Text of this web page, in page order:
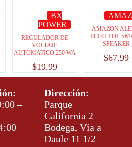
BX
POWER
REGULADOR DE
VOLTAJE
AUTOMATICO 250 WA
$19.99
AMAZON
ECHO POP
SPEAKER
$67.99
–
Dirección:
Parque
California 2
Bodega, Vía a
Daule 11 1/2